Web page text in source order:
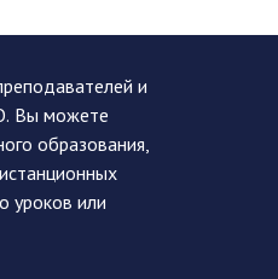
и
Вы можете
образования,
уроков или